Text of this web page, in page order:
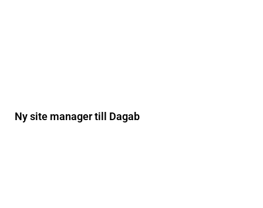
Ny site manager till Dagab